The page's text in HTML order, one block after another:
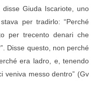
disse Giuda Iscariote, uno
per tradirlo: “Perché
per trecento denari che
Disse questo, non perché
era ladro, e, tenendo
veniva messo dentro” (Gv